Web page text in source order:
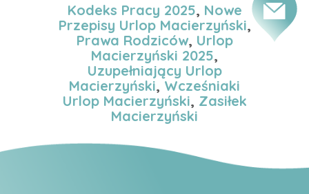
Kodeks Pracy 2025, Nowe
Przepisy Urlop Macierzyński,
Prawa Rodziców, Urlop
Macierzyński 2025,
Uzupełniający Urlop
Macierzyński, Wcześniaki
Urlop Macierzyński, Zasiłek
Macierzyński